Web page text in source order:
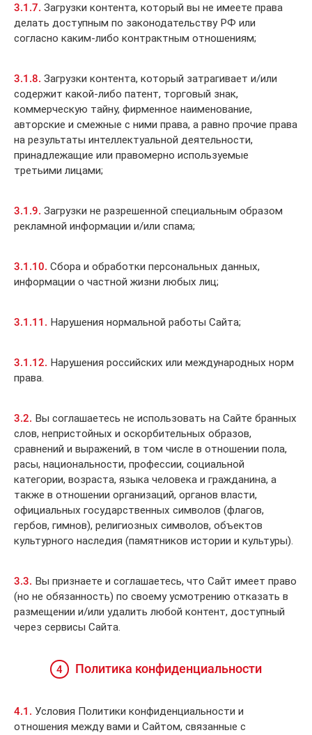
3.1.7. Загрузки контента, который вы не имеете права
делать доступным по законодательству РФ или
согласно каким-либо контрактным отношениям;
3.1.8. Загрузки контента, который затрагивает и/или
содержит какой-либо патент, торговый знак,
коммерческую тайну, фирменное наименование,
авторские и смежные с ними права, а равно прочие права
на результаты интеллектуальной деятельности,
принадлежащие или правомерно используемые
третьими лицами;
3.1.9. Загрузки не разрешенной специальным образом
рекламной информации и/или спама;
3.1.10. Сбора и обработки персональных данных,
информации о частной жизни любых лиц;
3.1.11. Нарушения нормальной работы Сайта;
3.1.12. Нарушения российских или международных норм
права.
3.2. Вы соглашаетесь не использовать на Сайте бранных
слов, непристойных и оскорбительных образов,
сравнений и выражений, в том числе в отношении пола,
расы, национальности, профессии, социальной
категории, возраста, языка человека и гражданина, а
также в отношении организаций, органов власти,
официальных государственных символов (флагов,
гербов, гимнов), религиозных символов, объектов
культурного наследия (памятников истории и культуры).
3.3. Вы признаете и соглашаетесь, что Сайт имеет право
(но не обязанность) по своему усмотрению отказать в
размещении и/или удалить любой контент, доступный
через сервисы Сайта.
4 Политика конфиденциальности
4.1. Условия Политики конфиденциальности и
отношения между вами и Сайтом, связанные с